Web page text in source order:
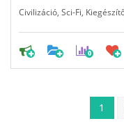
Civilizáció Sci-Fi
0
1